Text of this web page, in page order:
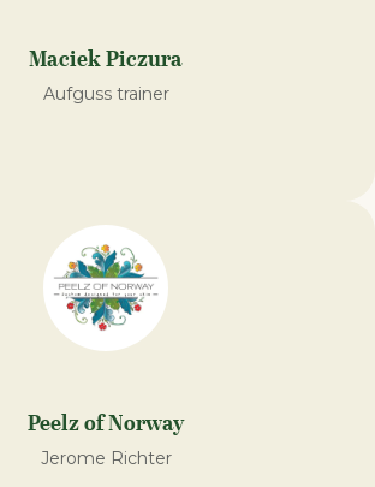
Maciek Piczura
Aufguss trainer
Peelz of Norway
Jerome Richter